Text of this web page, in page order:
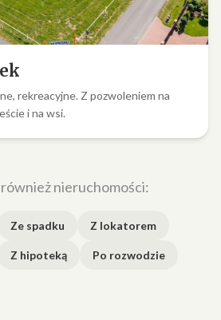
rekreacyjne. Z pozwoleniem na
i na wsi.
nieruchomości:
Ze spadku Z lokatorem
Z hipoteką Po rozwodzie